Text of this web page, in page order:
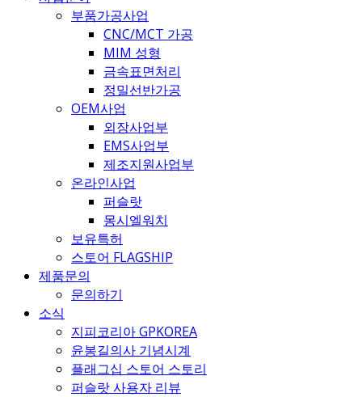
부품가공사업
CNC/MCT 가공
MIM 성형
금속표면처리
정밀선반가공
OEM사업
외장사업부
EMS사업부
제조지원사업부
온라인사업
퍼슬랏
몽시엘워치
보유특허
스토어 FLAGSHIP
제품문의
문의하기
소식
지피코리아 GPKOREA
윤봉길의사 기념시계
플래그십 스토어 스토리
퍼슬랏 사용자 리뷰